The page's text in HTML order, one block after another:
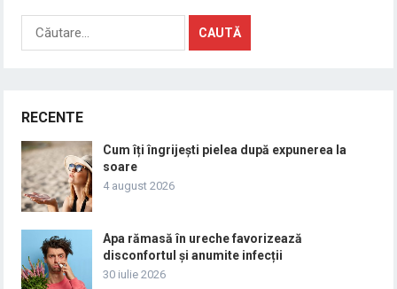
Caută
după:
RECENTE
Cum îți îngrijești pielea după expunerea la
soare
4 august 2026
Apa rămasă în ureche favorizează
disconfortul și anumite infecții
30 iulie 2026